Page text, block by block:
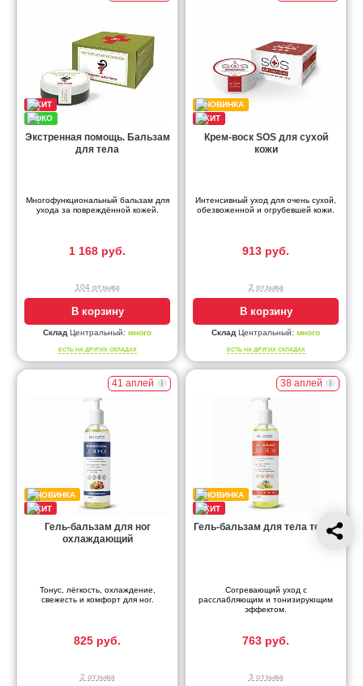
Экстренная помощь. Бальзам
для тела
Многофункциональный бальзам для
ухода за повреждённой кожей.
1 168 руб.
104 отзыва
В корзину
Склад Центральный: много
ЕСТЬ НА ДРУГИХ СКЛАДАХ
Крем-воск SOS для сухой
кожи
Интенсивный уход для очень сухой,
обезвоженной и огрубевшей кожи.
913 руб.
2 отзыва
В корзину
Склад Центральный: много
ЕСТЬ НА ДРУГИХ СКЛАДАХ
41 аплей
Гель-бальзам для ног
охлаждающий
Тонус, лёгкость, охлаждение,
свежесть и комфорт для ног.
825 руб.
2 отзыва
38 аплей
Гель-бальзам для тела термо
Согревающий уход с
расслабляющим и тонизирующим
эффектом.
763 руб.
3 отзыва